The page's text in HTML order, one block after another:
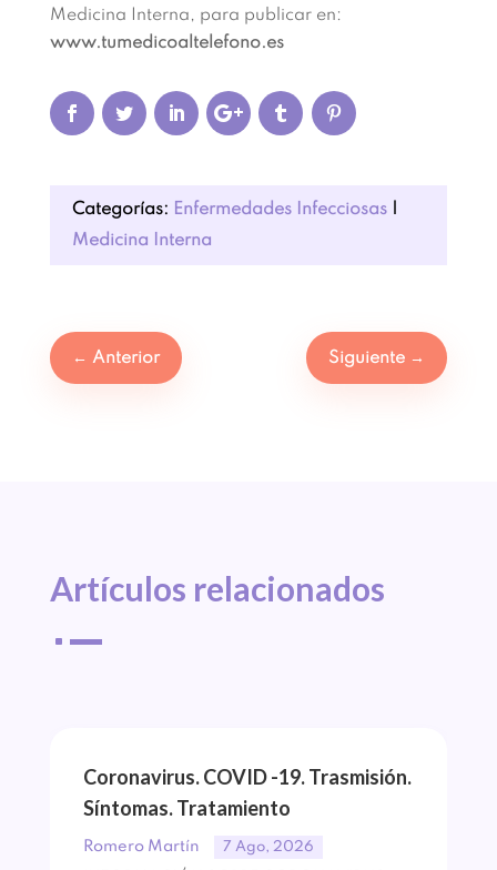
Medicina Interna, para publicar en:
www.tumedicoaltelefono.es
Categorías: Enfermedades Infecciosas|
Medicina Interna
← Anterior Siguiente →
Artículos relacionados
^
Coronavirus. COVID -19. Trasmisión.
Síntomas. Tratamiento
Romero Martín 7 Ago, 2026